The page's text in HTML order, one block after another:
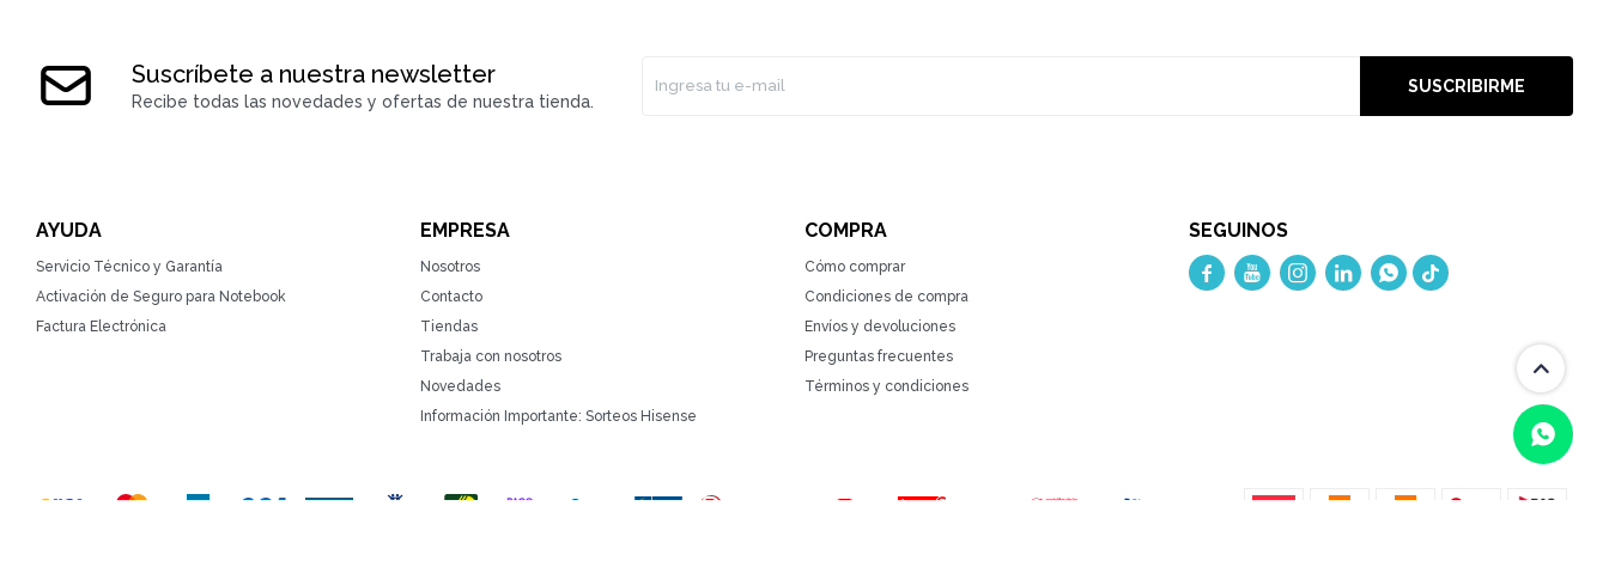
Suscríbete a nuestra newsletter
Recibe todas las novedades y ofertas de nuestra tienda.
SUSCRIBIRME
AYUDA
Servicio Técnico y Garantía
Activación de Seguro para Notebook
Factura Electrónica
EMPRESA
Nosotros
Contacto
Tiendas
Trabaja con nosotros
Novedades
Información Importante: Sorteos Hisense
COMPRA
Cómo comprar
Condiciones de compra
Envíos y devoluciones
Preguntas frecuentes
Términos y condiciones
SEGUINOS
    